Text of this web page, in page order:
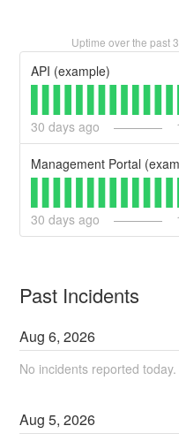
Uptime over the past
API (example)
30 days ago
30 days ago
Past Incidents
Aug6,2026
No incidents reported today.
Aug5,2026